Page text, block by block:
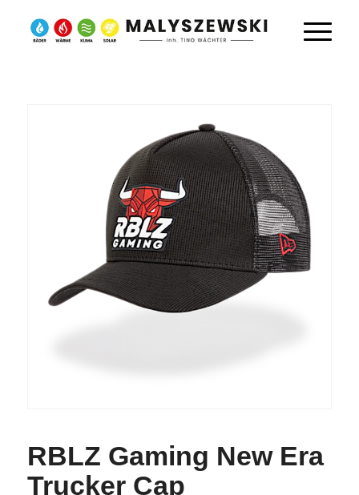
RBLZ Gaming New Era
Trucker Cap